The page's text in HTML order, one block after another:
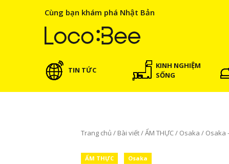
Cùng bạn khám phá Nhật Bản
TIN TỨC
KINH NGHIỆM
SỐNG
Trang chủ / Bài viết/ẨM THỰC/ Osaka / Osaka
ẨM THỰC Osaka